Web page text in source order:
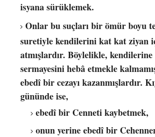
isyana sürüklemek.
Onlar bu suçları bir ömür boyu
suretiyle kendilerini kat kat ziyan
atmışlardır. Böylelikle,
sermayesini hebâ etmekle
ebedî bir cezayı kazanmışlardır.
gününde ise,
ebedî bir Cenneti kaybetmek,
onun yerine ebedî bir